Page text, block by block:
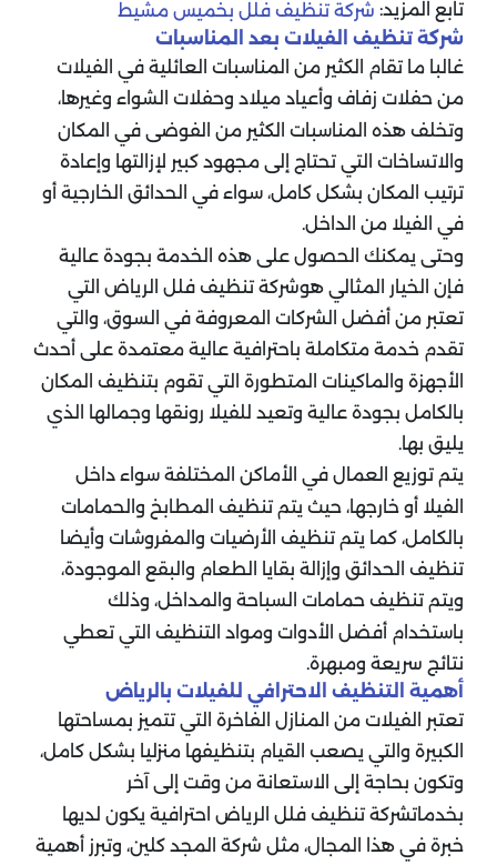
تابع المزيد: شركة تنظيف فلل بخميس مشيط
شركة تنظيف الفيلات بعد المناسبات
غالبا ما تقام الكثير من المناسبات العائلية في الفيلات
من حفلات زفاف وأعياد ميلاد وحفلات الشواء وغيرها،
وتخلف هذه المناسبات الكثير من الفوضى في المكان
والاتساخات التي تحتاج إلى مجهود كبير لإزالتها وإعادة
ترتيب المكان بشكل كامل، سواء في الحدائق الخارجية أو
في الفيلا من الداخل.
وحتى يمكنك الحصول على هذه الخدمة بجودة عالية
فإن الخيار المثالي هوشركة تنظيف فلل الرياض التي
تعتبر من أفضل الشركات المعروفة في السوق، والتي
تقدم خدمة متكاملة باحترافية عالية معتمدة على أحدث
الأجهزة والماكينات المتطورة التي تقوم بتنظيف المكان
بالكامل بجودة عالية وتعيد للفيلا رونقها وجمالها الذي
يليق بها.
يتم توزيع العمال في الأماكن المختلفة سواء داخل
الفيلا أو خارجها، حيث يتم تنظيف المطابخ والحمامات
بالكامل، كما يتم تنظيف الأرضيات والمفروشات وأيضا
تنظيف الحدائق وإزالة بقايا الطعام والبقع الموجودة،
ويتم تنظيف حمامات السباحة والمداخل، وذلك
باستخدام أفضل الأدوات ومواد التنظيف التي تعطي
نتائج سريعة ومبهرة.
أهمية التنظيف الاحترافي للفيلات بالرياض
تعتبر الفيلات من المنازل الفاخرة التي تتميز بمساحتها
الكبيرة والتي يصعب القيام بتنظيفها منزليا بشكل كامل،
وتكون بحاجة إلى الاستعانة من وقت إلى آخر
بخدماتشركة تنظيف فلل الرياض احترافية يكون لديها
خبرة في هذا المجال، مثل شركة المجد كلين، وتبرز أهمية